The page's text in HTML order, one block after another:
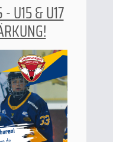
- U15 & U17